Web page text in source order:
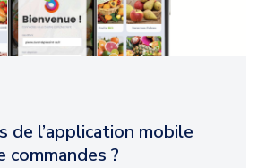
de l’application mobile
commandes ?